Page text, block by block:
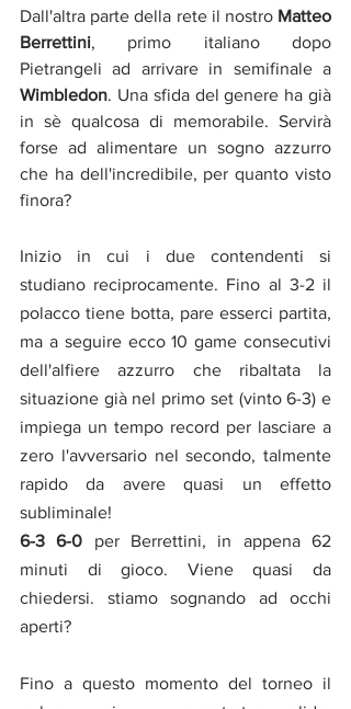
Dall'altra parte della rete il nostro Matteo
Berrettini, primo italiano dopo
Wimbledon. Una sfida del genere ha già
in sè qualcosa di memorabile. Servirà
forse ad alimentare un sogno azzurro
che ha dell'incredibile, per quanto visto
finora?
Inizio in cui i due contendenti si
studiano reciprocamente. Fino al 3-2 il
polacco tiene botta, pare esserci partita,
ma a seguire ecco 10 game consecutivi
dell'alfiere azzurro che ribaltata la
situazione già nel primo set (vinto 6-3) e
impiega un tempo record per lasciare a
zero l'avversario nel secondo, talmente
rapido da avere quasi un effetto
subliminale!
6-3 6-0 per Berrettini, in appena 62
minuti di gioco. Viene quasi da
chiedersi. stiamo sognando ad occhi
aperti?
Fino a questo momento del torneo il